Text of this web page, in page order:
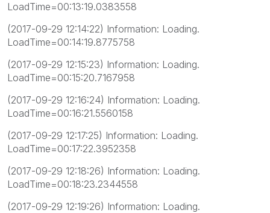
LoadTime=00:13:19.0383558
(2017-09-29 12:14:22) Information: Loading.
LoadTime=00:14:19.8775758
(2017-09-29 12:15:23) Information: Loading.
LoadTime=00:15:20.7167958
(2017-09-29 12:16:24) Information: Loading.
LoadTime=00:16:21.5560158
(2017-09-29 12:17:25) Information: Loading.
LoadTime=00:17:22.3952358
(2017-09-29 12:18:26) Information: Loading.
LoadTime=00:18:23.2344558
(2017-09-29 12:19:26) Information: Loading.